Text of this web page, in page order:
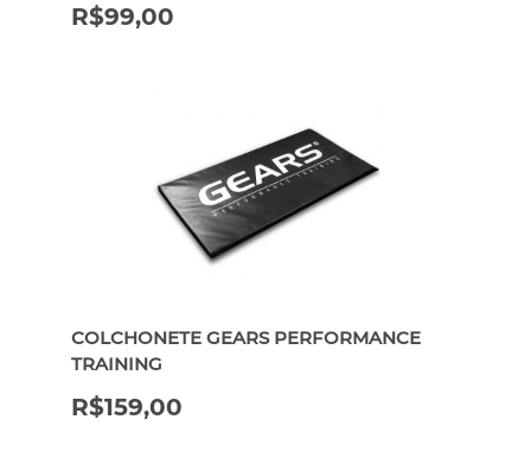
R$99,00
COLCHONETE GEARS PERFORMANCE
TRAINING
R$159,00